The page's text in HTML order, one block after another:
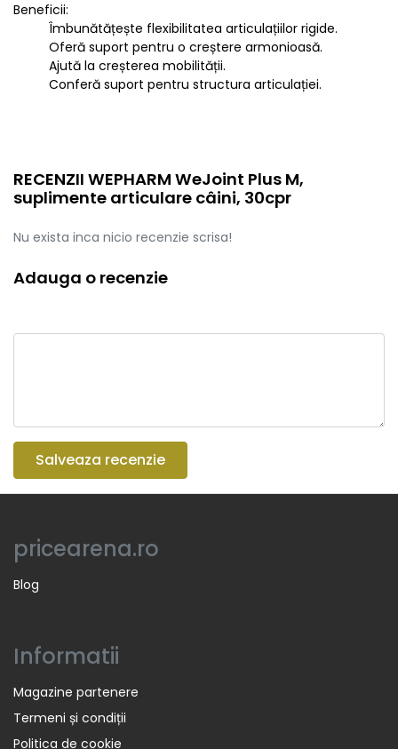
Beneficii:
Îmbunătățește flexibilitatea articulațiilor rigide.
Oferă suport pentru o creștere armonioasă.
Ajută la creșterea mobilității.
Conferă suport pentru structura articulației.
RECENZII WEPHARM WeJoint Plus M,
suplimente articulare câini, 30cpr
Nu exista inca nicio recenzie scrisa!
Adauga o recenzie
Salveaza recenzie
pricearena.ro
Blog
Informatii
Magazine partenere
Termeni și condiții
Politica de cookie